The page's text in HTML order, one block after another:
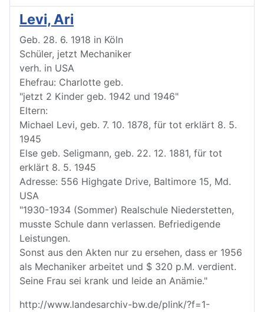
Levi, Ari
Geb. 28. 6. 1918 in Köln
Schüler, jetzt Mechaniker
verh. in USA
Ehefrau: Charlotte geb.
"jetzt 2 Kinder geb. 1942 und 1946"
Eltern:
Michael Levi, geb. 7. 10. 1878, für tot erklärt 8. 5.
1945
Else geb. Seligmann, geb. 22. 12. 1881, für tot
erklärt 8. 5. 1945
Adresse: 556 Highgate Drive, Baltimore 15, Md.
USA
"1930-1934 (Sommer) Realschule Niederstetten,
musste Schule dann verlassen. Befriedigende
Leistungen.
Sonst aus den Akten nur zu ersehen, dass er 1956
als Mechaniker arbeitet und $ 320 p.M. verdient.
Seine Frau sei krank und leide an Anämie."
http://www.landesarchiv-bw.de/plink/?f=1-